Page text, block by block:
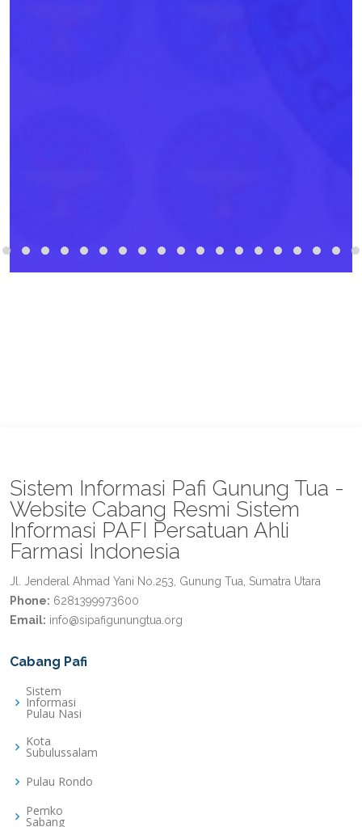
Sistem Informasi Pafi Gunung Tua -
Website Cabang Resmi Sistem
Informasi PAFI Persatuan Ahli
Farmasi Indonesia
Jl. Jenderal Ahmad Yani No.253, Gunung Tua, Sumatra Utara
Phone: 6281399973600
Email: info@sipafigunungtua.org
Cabang Pafi
Sistem
Informasi
Pulau Nasi
Kota
Subulussalam
Pulau Rondo
Pemko
Sabang